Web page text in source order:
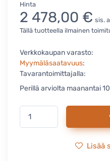
Hinta
2 478,00 € sis.
Tällä tuotteella ilmainen
Verkkokaupan varasto:
Myymäläsaatavuus:
Tavarantoimittajalla:
Perillä arviolta maanantai
Lisää